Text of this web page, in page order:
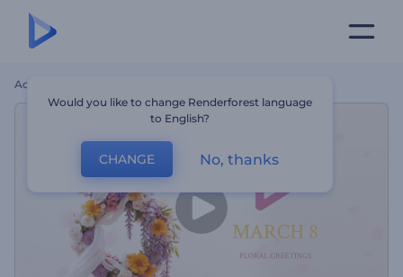
Accueil
Would you like to change Renderforest language
to English?
CHANGE No, thanks